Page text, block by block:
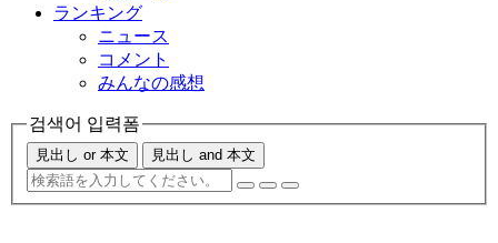
ランキング
ニュース
コメント
みんなの感想
검색어 입력폼
見出し or 本文 見出し and 本文